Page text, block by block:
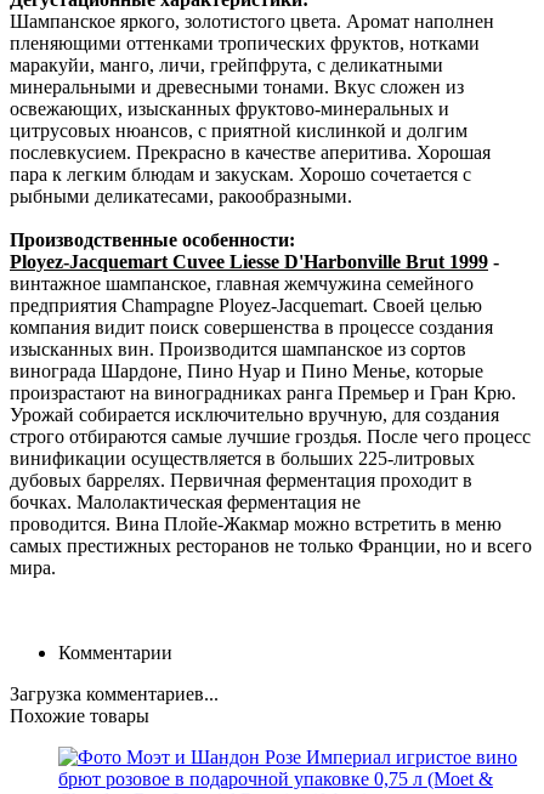
Шампанское яркого, золотистого цвета. Аромат наполнен
пленяющими оттенками тропических фруктов, нотками
маракуйи, манго, личи, грейпфрута, с деликатными
минеральными и древесными тонами. Вкус сложен из
освежающих, изысканных фруктово-минеральных и
цитрусовых нюансов, с приятной кислинкой и долгим
послевкусием. Прекрасно в качестве аперитива. Хорошая
пара к легким блюдам и закускам. Хорошо сочетается с
рыбными деликатесами, ракообразными.
Производственные особенности:
Ployez-Jacquemart Cuvee Liesse D'Harbonville Brut 1999 -
винтажное шампанское, главная жемчужина семейного
предприятия Champagne Ployez-Jacquemart. Своей целью
компания видит поиск совершенства в процессе создания
изысканных вин. Производится шампанское из сортов
винограда Шардоне, Пино Нуар и Пино Менье, которые
произрастают на виноградниках ранга Премьер и Гран Крю.
Урожай собирается исключительно вручную, для создания
строго отбираются самые лучшие гроздья. После чего процесс
винификации осуществляется в больших 225-литровых
дубовых баррелях. Первичная ферментация проходит в
бочках. Малолактическая ферментация не
проводится. Вина Плойе-Жакмар можно встретить в меню
самых престижных ресторанов не только Франции, но и всего
мира.
Комментарии
Загрузка комментариев...
Похожие товары